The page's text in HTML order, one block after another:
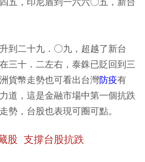
到二十九．○九，超越了新台
三十．二左右，泰銖已貶回到三
貨幣走勢也可看出台灣防疫有
道，這是金融市場中第一個抗跌
勢，台股也表現可圈可點。
股 支撐台股抗跌